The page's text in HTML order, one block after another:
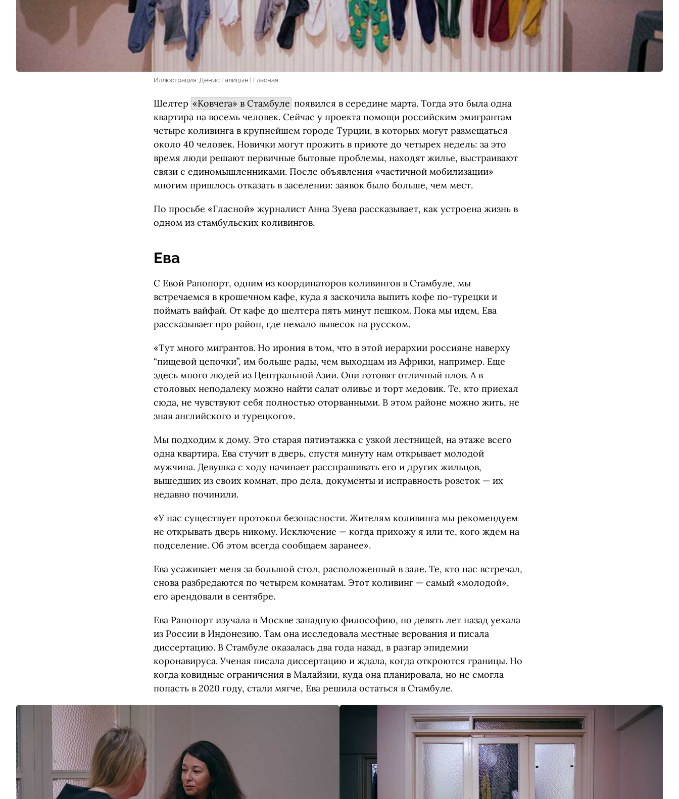
Иллюстрация: Денис Галицын | Гласная
Шелтер «Ковчега» в Стамбуле появился в середине марта. Тогда это была одна
квартира на восемь человек. Сейчас у проекта помощи российским эмигрантам
четыре коливинга в крупнейшем городе Турции, в которых могут размещаться
около 40 человек. Новички могут прожить в приюте до четырех недель: за это
время люди решают первичные бытовые проблемы, находят жилье, выстраивают
связи с единомышленниками. После объявления «частичной мобилизации»
многим пришлось отказать в заселении: заявок было больше, чем мест.
По просьбе «Гласной» журналист Анна Зуева рассказывает, как устроена жизнь в
одном из стамбульских коливингов.
Ева
С Евой Рапопорт, одним из координаторов коливингов в Стамбуле, мы
встречаемся в крошечном кафе, куда я заскочила выпить кофе по-турецки и
поймать вайфай. От кафе до шелтера пять минут пешком. Пока мы идем, Ева
рассказывает про район, где немало вывесок на русском.
«Тут много мигрантов. Но ирония в том, что в этой иерархии россияне наверху
“пищевой цепочки”, им больше рады, чем выходцам из Африки, например. Еще
здесь много людей из Центральной Азии. Они готовят отличный плов. А в
столовых неподалеку можно найти салат оливье и торт медовик. Те, кто приехал
сюда, не чувствуют себя полностью оторванными. В этом районе можно жить, не
зная английского и турецкого».
Мы подходим к дому. Это старая пятиэтажка с узкой лестницей, на этаже всего
одна квартира. Ева стучит в дверь, спустя минуту нам открывает молодой
мужчина. Девушка с ходу начинает расспрашивать его и других жильцов,
вышедших из своих комнат, про дела, документы и исправность розеток — их
недавно починили.
«У нас существует протокол безопасности. Жителям коливинга мы рекомендуем
не открывать дверь никому. Исключение — когда прихожу я или те, кого ждем на
подселение. Об этом всегда сообщаем заранее».
Ева усаживает меня за большой стол, расположенный в зале. Те, кто нас встречал,
снова разбредаются по четырем комнатам. Этот коливинг — самый «молодой»,
его арендовали в сентябре.
Ева Рапопорт изучала в Москве западную философию, но девять лет назад уехала
из России в Индонезию. Там она исследовала местные верования и писала
диссертацию. В Стамбуле оказалась два года назад, в разгар эпидемии
коронавируса. Ученая писала диссертацию и ждала, когда откроются границы. Но
когда ковидные ограничения в Малайзии, куда она планировала, но не смогла
попасть в 2020 году, стали мягче, Ева решила остаться в Стамбуле.